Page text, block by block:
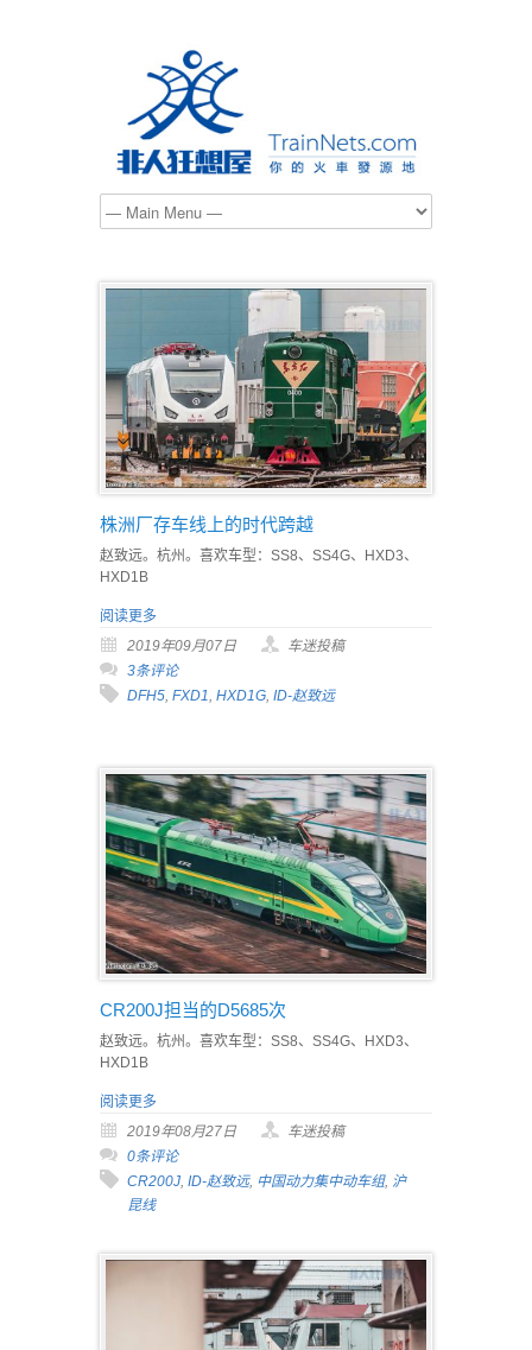
株洲厂存车线上的时代跨越
赵致远。杭州。喜欢车型：SS8、SS4G、HXD3、
HXD1B
阅读更多
2019年09月07日
车迷投稿
3条评论
DFH5, FXD1, HXD1G, ID-赵致远
CR200J担当的D5685次
赵致远。杭州。喜欢车型：SS8、SS4G、HXD3、
HXD1B
阅读更多
2019年08月27日
车迷投稿
0条评论
CR200J ID-赵致远, 中国动力集中动车组, 沪
昆线